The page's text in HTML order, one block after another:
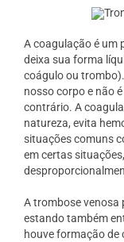
A coagulação é um
deixa sua forma
coágulo ou
nosso corpo e não
contrário. A
natureza, evita
situações comuns
em certas
A trombose venosa
estando também
houve formação de